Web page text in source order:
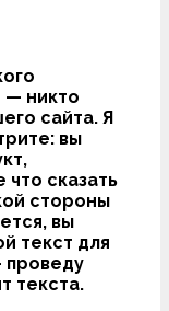
— никто
сайта. Я
вы
что сказать
стороны
вы
текст для
проведу
текста.